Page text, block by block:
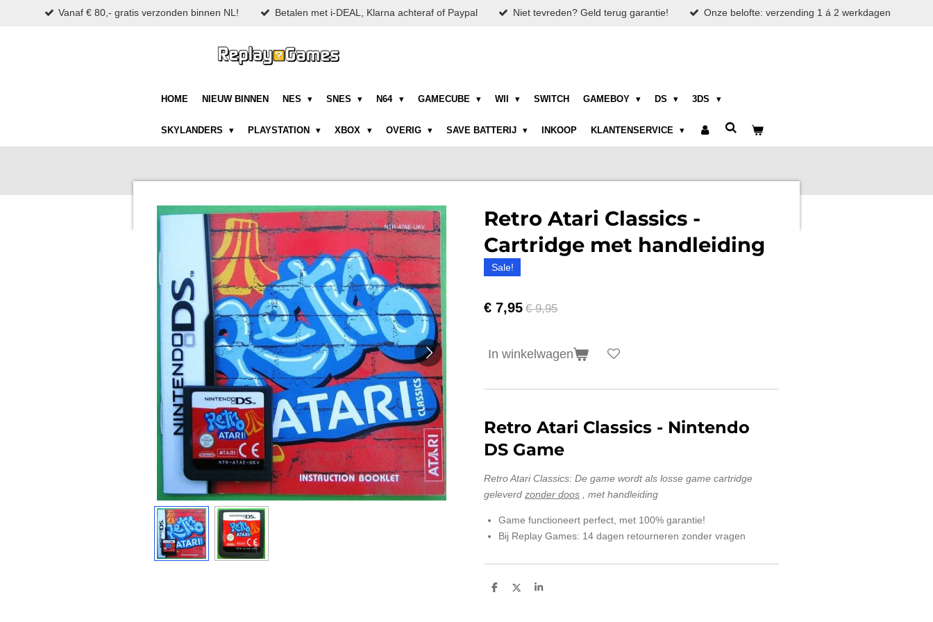
Vanaf € 80,- gratis verzonden binnen NL! Betalen met i-DEAL, Klarna achteraf of Paypal Niet tevreden? Geld terug garantie! Onze belofte: verzending 1 á 2 werkdagen
HOME NIEUW BINNEN NES SNES N64 GAMECUBE WII SWITCH GAMEBOY DS 3DS
SKYLANDERS PLAYSTATION XBOX OVERIG SAVE BATTERIJ INKOOP KLANTENSERVICE
Retro Atari Classics -
Cartridge met handleiding
Sale!
€ 7,95 € 9,95
In winkelwagen
Retro Atari Classics - Nintendo
DS Game
Retro Atari Classics: De game wordt als losse game cartridge
geleverd zonder doos , met handleiding
Game functioneert perfect, met 100% garantie!
Bij Replay Games: 14 dagen retourneren zonder vragen
D
D
S